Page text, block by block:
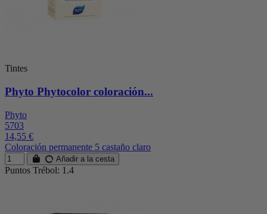
Tintes
Phyto Phytocolor coloración...
Phyto
5703
14,55 €
Coloración permanente 5 castaño claro
Añadir a la cesta
Puntos Trébol: 1.4